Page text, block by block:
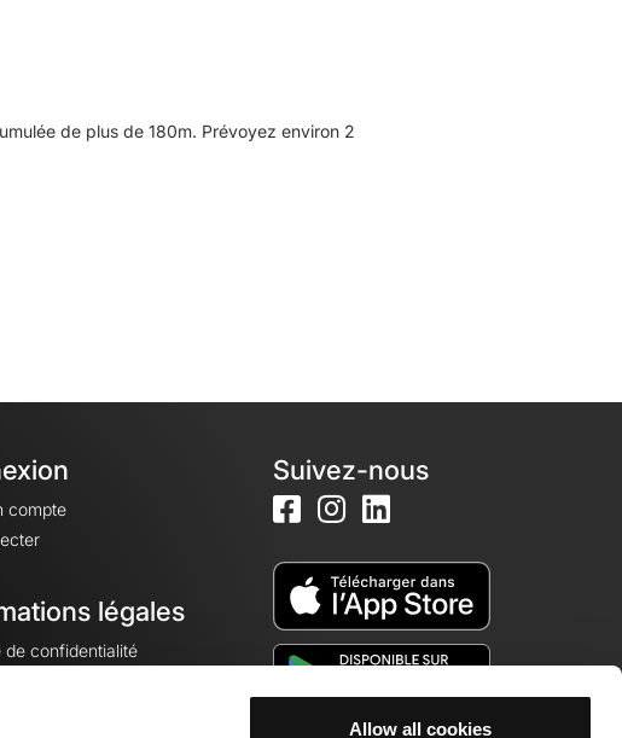
Allow all cookies
de plus de 180m. Prévoyez environ 2
compte
légales
de confidentialité
Suivez-nous